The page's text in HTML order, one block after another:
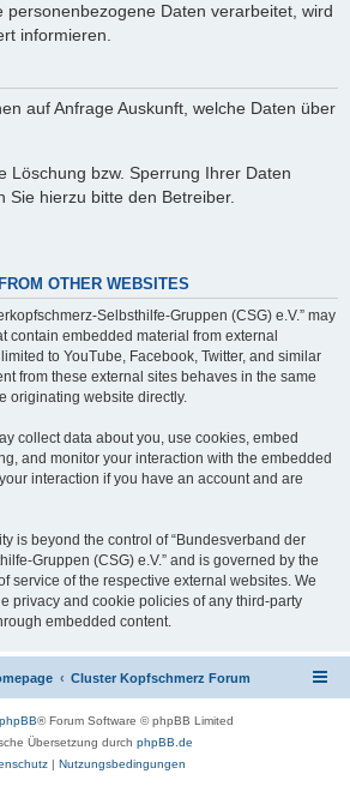
personenbezogene Daten verarbeitet, wird
informieren.
auf Anfrage Auskunft, welche Daten über
Löschung bzw. Sperrung Ihrer Daten
Sie hierzu bitte den Betreiber.
OTHER WEBSITES
Selbsthilfe-Gruppen (CSG) e.V.” may
contain embedded material from external
to YouTube, Facebook, Twitter, and similar
from these external sites behaves in the same
originating website directly.
collect data about you, use cookies, embed
and monitor your interaction with the embedded
interaction if you have an account and are
is beyond the control of “Bundesverband der
Gruppen (CSG) e.V.” and is governed by the
service of the respective external websites. We
privacy and cookie policies of any third-party
embedded content.
Cluster Kopfschmerz Forum
phpBB® Forum Software © phpBB Limited
Übersetzung durch phpBB.de
| Nutzungsbedingungen